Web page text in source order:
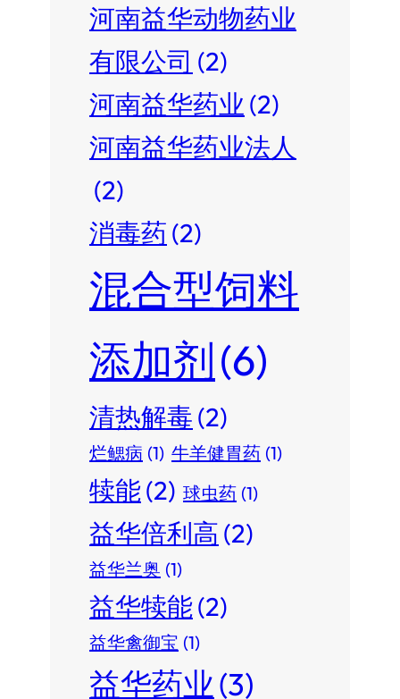
河南益华动物药业
有限公司 (2)
河南益华药业 (2)
河南益华药业法人
(2)
消毒药(2)
混合型饲料
添加剂(6)
清热解毒(2)
烂鳃病 (1) 牛羊健胃药 (1)
犊能(2) 球虫药 (1)
益华倍利高(2)
益华兰奥 (1)
益华犊能(2)
益华禽御宝 (1)
益华药业(3)